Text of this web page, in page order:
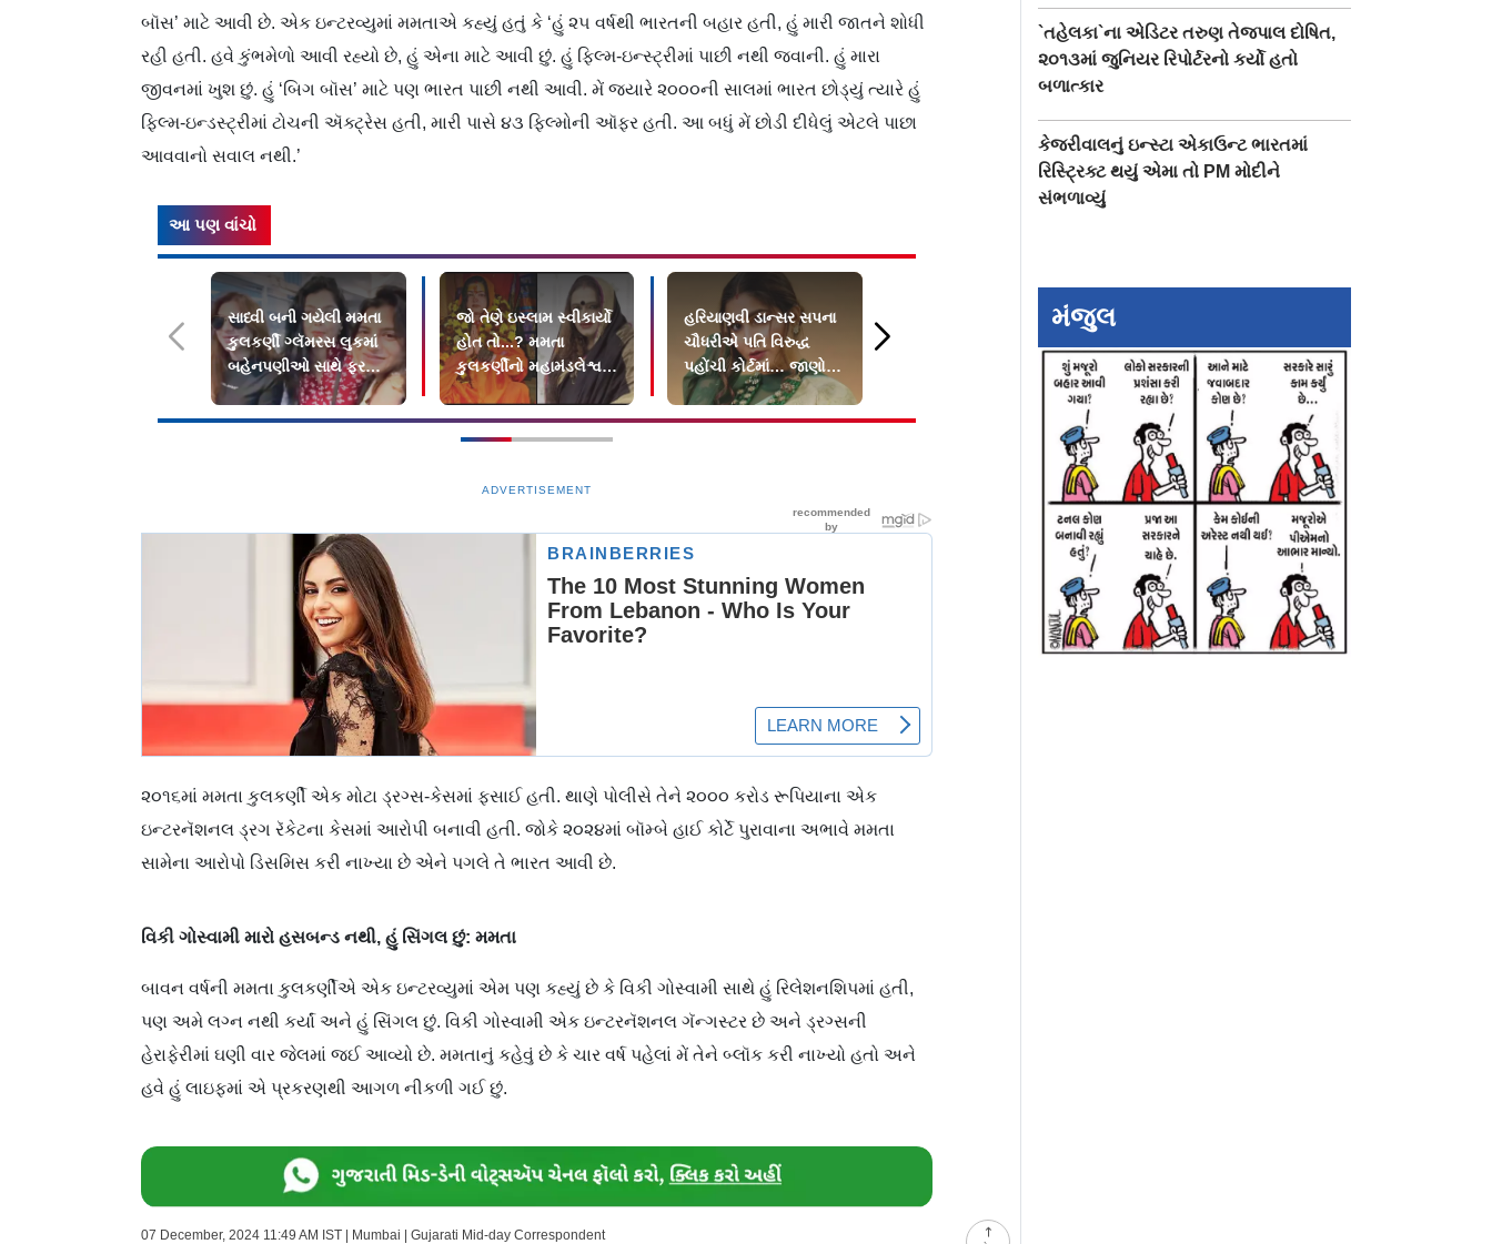
બૉસ’ માટે આવી છે. એક ઇન્ટરવ્યુમાં મમતાએ કહ્યું હતું કે ‘હું ૨૫ વર્ષથી ભારતની બહાર હતી, હું મારી જાતને શોધી
રહી હતી. હવે કુંભમેળો આવી રહ્યો છે, હું એના માટે આવી છું. હું ફિલ્મ-ઇન્સ્ટ્રીમાં પાછી નથી જવાની. હું મારા
જીવનમાં ખુશ છું. હું ‘બિગ બૉસ’ માટે પણ ભારત પાછી નથી આવી. મેં જ્યારે ૨૦૦૦ની સાલમાં ભારત છોડ્યું ત્યારે હું
ફિલ્મ-ઇન્ડસ્ટ્રીમાં ટોચની ઍક્ટ્રેસ હતી, મારી પાસે ૪૩ ફિલ્મોની ઑફર હતી. આ બધું મેં છોડી દીધેલું એટલે પાછા
આવવાનો સવાલ નથી.’
આ પણ વાંચો
સાધ્વી બની ગયેલી મમતા
કુલકર્ણી ગ્લૅમરસ લુકમાં
બહેનપણીઓ સાથે ફરવા
ઊપડી ગોવા
જો તેણે ઇસ્લામ સ્વીકાર્યો
હોત તો...? મમતા
કુલકર્ણીનો મહામંડલેશ્વર
વિવાદ ફરી શરૂ
હરિયાણવી ડાન્સર સપના
ચૌધરીએ પતિ વિરુદ્ધ
પહોંચી કોર્ટમાં… જાણો શું
છે મામલો?
`હું ગાળો બોલીશ અને...`
બૉસમાં ભાગ ન લેવા અંગે
દીક્ષિત અને અનિલ કપૂર
ADVERTISEMENT
૨૦૧૬માં મમતા કુલકર્ણી એક મોટા ડ્રગ્સ-કેસમાં ફસાઈ હતી. થાણે પોલીસે તેને ૨૦૦૦ કરોડ રૂપિયાના એક
ઇન્ટરનૅશનલ ડ્રગ રૅકેટના કેસમાં આરોપી બનાવી હતી. જોકે ૨૦૨૪માં બૉમ્બે હાઈ કોર્ટે પુરાવાના અભાવે મમતા
સામેના આરોપો ડિસમિસ કરી નાખ્યા છે એને પગલે તે ભારત આવી છે.
વિકી ગોસ્વામી મારો હસબન્ડ નથી, હું સિંગલ છું: મમતા
બાવન વર્ષની મમતા કુલકર્ણીએ એક ઇન્ટરવ્યુમાં એમ પણ કહ્યું છે કે વિકી ગોસ્વામી સાથે હું રિલેશનશિપમાં હતી,
પણ અમે લગ્ન નથી કર્યાં અને હું સિંગલ છું. વિકી ગોસ્વામી એક ઇન્ટરનૅશનલ ગૅન્ગસ્ટર છે અને ડ્રગ્સની
હેરાફેરીમાં ઘણી વાર જેલમાં જઈ આવ્યો છે. મમતાનું કહેવું છે કે ચાર વર્ષ પહેલાં મેં તેને બ્લૉક કરી નાખ્યો હતો અને
હવે હું લાઇફમાં એ પ્રકરણથી આગળ નીકળી ગઈ છું.
07 December, 2024 11:49 AM IST | Mumbai | Gujarati Mid-day Correspondent
`તહેલકા`ના એડિટર તરુણ તેજપાલ દોષિત,
૨૦૧૩માં જુનિયર રિપોર્ટરનો કર્યો હતો
બળાત્કાર
કેજરીવાલનું ઇન્સ્ટા એકાઉન્ટ ભારતમાં
રિસ્ટ્રિક્ટ થયું એમા તો PM મોદીને
સંભળાવ્યું
મંજુલ